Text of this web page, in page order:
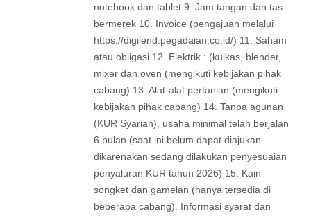
notebook dan tablet 9. Jam tangan dan tas
bermerek 10. Invoice (pengajuan melalui
https://digilend.pegadaian.co.id/) 11. Saham
atau obligasi 12. Elektrik : (kulkas, blender,
mixer dan oven (mengikuti kebijakan pihak
cabang) 13. Alat-alat pertanian (mengikuti
kebijakan pihak cabang) 14. Tanpa agunan
(KUR Syariah), usaha minimal telah berjalan
6 bulan (saat ini belum dapat diajukan
dikarenakan sedang dilakukan penyesuaian
penyaluran KUR tahun 2026) 15. Kain
songket dan gamelan (hanya tersedia di
beberapa cabang). Informasi syarat dan